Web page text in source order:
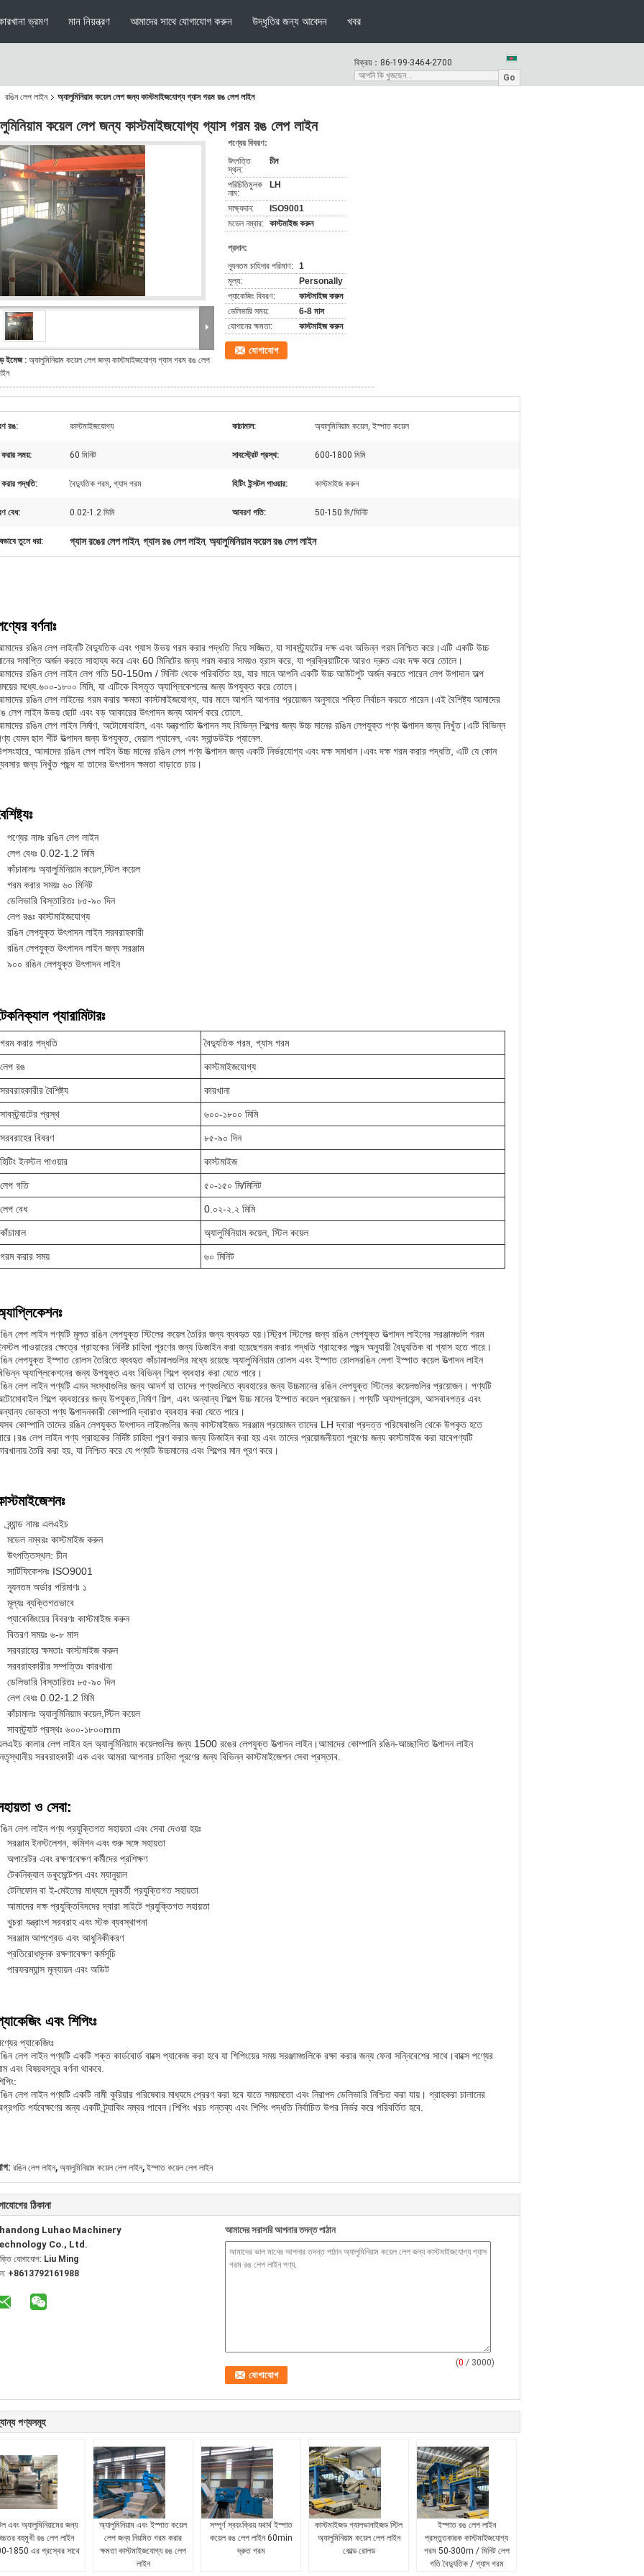
ভ্রমণ মান নিয়ন্ত্রণ আমাদের সাথে যোগাযোগ করুন উদ্ধৃতির জন্য আবেদন খবর
বিক্রয়： 86-199-3464-2700
Go
রঙিন লেপ লাইন
অ্যালুমিনিয়াম কয়েল লেপ জন্য কাস্টমাইজযোগ্য গ্যাস গরম রঙ লেপ লাইন
কয়েল লেপ জন্য কাস্টমাইজযোগ্য গ্যাস গরম রঙ লেপ লাইন
ইমেজ : অ্যালুমিনিয়াম কয়েল লেপ জন্য কাস্টমাইজযোগ্য গ্যাস গরম রঙ লেপ
পণ্যের বিবরণ:
উৎপত্তি
স্থল:
চীন
পরিচিতিমুলক
নাম:
LH
সাক্ষ্যদান:
ISO9001
মডেল নম্বার: কাস্টমাইজ করুন
প্রদান:
ন্যূনতম চাহিদার পরিমাণ: 1
মূল্য:
Personally
প্যাকেজিং বিবরণ:
কাস্টমাইজ করুন
ডেলিভারি সময়:
6-8 মাস
যোগানের ক্ষমতা:
কাস্টমাইজ করুন
যোগাযোগ
রঙ: কাস্টমাইজযোগ্য কাচামাল: অ্যালুমিনিয়াম কয়েল, ইস্পাত কয়েল
সময়: 60 মিনিট সাবস্ট্রেট প্রস্থ: 600-1800 মিমি
পদ্ধতি: বৈদ্যুতিক গরম, গ্যাস গরম হিটিং ইন্সটল পাওয়ার: কাস্টমাইজ করুন
বেধ: 0.02-1.2 মিমি আবরণ গতি: 50-150 মি/মিনিট
তুলে ধরা: গ্যাস রঙের লেপ লাইন, গ্যাস রঙ লেপ লাইন, অ্যালুমিনিয়াম কয়েল রঙ লেপ লাইন
বর্ণনাঃ
রঙিন লেপ লাইনটি বৈদ্যুতিক এবং গ্যাস উভয় গরম করার পদ্ধতি দিয়ে সজ্জিত, যা সাবস্ট্র্যাটের দক্ষ এবং অভিন্ন গরম নিশ্চিত করে।এটি একটি উচ্চ
সমাপ্তি অর্জন করতে সাহায্য করে এবং 60 মিনিটের জন্য গরম করার সময়ও হ্রাস করে, যা প্রক্রিয়াটিকে আরও দ্রুত এবং দক্ষ করে তোলে।
রঙিন লেপ লাইন লেপ গতি 50-150m / মিনিট থেকে পরিবর্তিত হয়, যার মানে আপনি একটি উচ্চ আউটপুট অর্জন করতে পারেন লেপ উপাদান অল্প
মধ্যে.৬০০-১৮০০ মিমি, যা এটিকে বিস্তৃত অ্যাপ্লিকেশনের জন্য উপযুক্ত করে তোলে।
রঙিন লেপ লাইনের গরম করার ক্ষমতা কাস্টমাইজযোগ্য, যার মানে আপনি আপনার প্রয়োজন অনুসারে শক্তি নির্বাচন করতে পারেন।এই বৈশিষ্ট্য আমাদের
লেপ লাইন উভয় ছোট এবং বড় আকারের উৎপাদন জন্য আদর্শ করে তোলে.
রঙিন লেপ লাইন নির্মাণ, অটোমোবাইল, এবং যন্ত্রপাতি উত্পাদন সহ বিভিন্ন শিল্পের জন্য উচ্চ মানের রঙিন লেপযুক্ত পণ্য উত্পাদন জন্য নিখুঁত।এটি বিভিন্ন
যেমন ছাদ শীট উত্পাদন জন্য উপযুক্ত, দেয়াল প্যানেল, এবং স্যান্ডউইচ প্যানেল.
আমাদের রঙিন লেপ লাইন উচ্চ মানের রঙিন লেপ পণ্য উত্পাদন জন্য একটি নির্ভরযোগ্য এবং দক্ষ সমাধান।এবং দক্ষ গরম করার পদ্ধতি, এটি যে কোন
জন্য নিখুঁত পছন্দ যা তাদের উৎপাদন ক্ষমতা বাড়াতে চায়।
পণ্যের নামঃ রঙিন লেপ লাইন
লেপ বেধঃ 0.02-1.2 মিমি
কাঁচামালঃ অ্যালুমিনিয়াম কয়েল,স্টিল কয়েল
গরম করার সময়ঃ ৬০ মিনিট
ডেলিভারি বিস্তারিতঃ ৮৫-৯০ দিন
লেপ রঙঃ কাস্টমাইজযোগ্য
রঙিন লেপযুক্ত উৎপাদন লাইন সরবরাহকারী
রঙিন লেপযুক্ত উৎপাদন লাইন জন্য সরঞ্জাম
৯০০ রঙিন লেপযুক্ত উৎপাদন লাইন
প্যারামিটারঃ
গরম করার পদ্ধতি বৈদ্যুতিক গরম, গ্যাস গরম
লেপ রঙ কাস্টমাইজযোগ্য
সরবরাহকারীর বৈশিষ্ট্য কারখানা
সাবস্ট্র্যাটের প্রস্থ ৬০০-১৮০০ মিমি
সরবরাহের বিবরণ ৮৫-৯০ দিন
হিটিং ইনস্টল পাওয়ার কাস্টমাইজ
লেপ গতি ৫০-১৫০ মি/মিনিট
লেপ বেধ 0.০২-২.২ মিমি
কাঁচামাল অ্যালুমিনিয়াম কয়েল, স্টিল কয়েল
গরম করার সময় ৬০ মিনিট
লেপ লাইন পণ্যটি মূলত রঙিন লেপযুক্ত স্টিলের কয়েল তৈরির জন্য ব্যবহৃত হয়।স্ট্রিপ স্টিলের জন্য রঙিন লেপযুক্ত উত্পাদন লাইনের সরঞ্জামগুলি গরম
পাওয়ারের ক্ষেত্রে গ্রাহকের নির্দিষ্ট চাহিদা পূরণের জন্য ডিজাইন করা হয়েছেগরম করার পদ্ধতি গ্রাহকের পছন্দ অনুযায়ী বৈদ্যুতিক বা গ্যাস হতে পারে।
লেপযুক্ত ইস্পাত রোলস তৈরিতে ব্যবহৃত কাঁচামালগুলির মধ্যে রয়েছে অ্যালুমিনিয়াম রোলস এবং ইস্পাত রোলসরঙিন লেপা ইস্পাত কয়েল উত্পাদন লাইন
অ্যাপ্লিকেশনের জন্য উপযুক্ত এবং বিভিন্ন শিল্পে ব্যবহার করা যেতে পারে।
লেপ লাইন পণ্যটি এমন সংস্থাগুলির জন্য আদর্শ যা তাদের পণ্যগুলিতে ব্যবহারের জন্য উচ্চমানের রঙিন লেপযুক্ত স্টিলের কয়েলগুলির প্রয়োজন। পণ্যটি
শিল্পে ব্যবহারের জন্য উপযুক্ত,নির্মাণ শিল্প, এবং অন্যান্য শিল্পে উচ্চ মানের ইস্পাত কয়েল প্রয়োজন। পণ্যটি অ্যাপ্লায়েন্স, আসবাবপত্র এবং
ভোক্তা পণ্য উত্পাদনকারী কোম্পানি দ্বারাও ব্যবহার করা যেতে পারে।
কোম্পানি তাদের রঙিন লেপযুক্ত উৎপাদন লাইনগুলির জন্য কাস্টমাইজড সরঞ্জাম প্রয়োজন তাদের LH দ্বারা প্রদত্ত পরিষেবাগুলি থেকে উপকৃত হতে
লেপ লাইন পণ্য গ্রাহকের নির্দিষ্ট চাহিদা পূরণ করার জন্য ডিজাইন করা হয় এবং তাদের প্রয়োজনীয়তা পূরণের জন্য কাস্টমাইজ করা যাবেপণ্যটি
তৈরি করা হয়, যা নিশ্চিত করে যে পণ্যটি উচ্চমানের এবং শিল্পের মান পূরণ করে।
ব্র্যান্ড নামঃ এলএইচ
মডেল নম্বরঃ কাস্টমাইজ করুন
উৎপত্তিস্থল: চীন
সার্টিফিকেশনঃ ISO9001
ন্যূনতম অর্ডার পরিমাণঃ ১
মূল্যঃ ব্যক্তিগতভাবে
প্যাকেজিংয়ের বিবরণঃ কাস্টমাইজ করুন
বিতরণ সময়ঃ ৬-৮ মাস
সরবরাহের ক্ষমতাঃ কাস্টমাইজ করুন
সরবরাহকারীর সম্পত্তিঃ কারখানা
ডেলিভারি বিস্তারিতঃ ৮৫-৯০ দিন
লেপ বেধঃ 0.02-1.2 মিমি
কাঁচামালঃ অ্যালুমিনিয়াম কয়েল,স্টিল কয়েল
সাবস্ট্র্যাট প্রস্থঃ ৬০০-১৮০০mm
কালার লেপ লাইন হল অ্যালুমিনিয়াম কয়েলগুলির জন্য 1500 রঙের লেপযুক্ত উত্পাদন লাইন।আমাদের কোম্পানি রঙিন-আচ্ছাদিত উত্পাদন লাইন
সরবরাহকারী এক এবং আমরা আপনার চাহিদা পূরণের জন্য বিভিন্ন কাস্টমাইজেশন সেবা প্রস্তাব.
ও সেবা:
লেপ লাইন পণ্য প্রযুক্তিগত সহায়তা এবং সেবা দেওয়া হয়ঃ
সরঞ্জাম ইনস্টলেশন, কমিশন এবং শুরু সঙ্গে সহায়তা
অপারেটর এবং রক্ষণাবেক্ষণ কর্মীদের প্রশিক্ষণ
টেকনিক্যাল ডকুমেন্টেশন এবং ম্যানুয়াল
টেলিফোন বা ই-মেইলের মাধ্যমে দূরবর্তী প্রযুক্তিগত সহায়তা
আমাদের দক্ষ প্রযুক্তিবিদদের দ্বারা সাইটে প্রযুক্তিগত সহায়তা
খুচরা যন্ত্রাংশ সরবরাহ এবং স্টক ব্যবস্থাপনা
সরঞ্জাম আপগ্রেড এবং আধুনিকীকরণ
প্রতিরোধমূলক রক্ষণাবেক্ষণ কর্মসূচি
পারফরম্যান্স মূল্যায়ন এবং অডিট
এবং শিপিংঃ
প্যাকেজিংঃ
লেপ লাইন পণ্যটি একটি শক্ত কার্ডবোর্ড বাক্সে প্যাকেজ করা হবে যা শিপিংয়ের সময় সরঞ্জামগুলিকে রক্ষা করার জন্য ফেনা সন্নিবেশের সাথে।বাক্সে পণ্যের
এবং বিষয়বস্তুর বর্ণনা থাকবে.
লেপ লাইন পণ্যটি একটি নামী কুরিয়ার পরিষেবার মাধ্যমে প্রেরণ করা হবে যাতে সময়মতো এবং নিরাপদ ডেলিভারি নিশ্চিত করা যায়। গ্রাহকরা চালানের
পর্যবেক্ষণের জন্য একটি ট্র্যাকিং নম্বর পাবেন।শিপিং খরচ গন্তব্য এবং শিপিং পদ্ধতি নির্বাচিত উপর নির্ভর করে পরিবর্তিত হবে.
রঙিন লেপ লাইন, অ্যালুমিনিয়াম কয়েল লেপ লাইন, ইস্পাত কয়েল লেপ লাইন
ঠিকানা
Luhao Machinery
Co., Ltd.
যোগাযোগ: Liu Ming
+8613792161988
আমাদের সরাসরি আপনার তদন্ত পাঠান
(0 / 3000)
পণ্যসমূহ
এবং অ্যালুমিনিয়ামের জন্য
বহুমুখী রঙ লেপ লাইন
1850 এর প্রস্থের সাথে
অ্যালুমিনিয়াম এবং ইস্পাত কয়েল
লেপ জন্য নিয়মিত গরম করার
ক্ষমতা কাস্টমাইজযোগ্য রঙ লেপ
লাইন
সম্পূর্ণ স্বয়ংক্রিয় যথার্থ ইস্পাত
কয়েল রঙ লেপ লাইন 60min
দ্রুত গরম
কাস্টমাইজড গ্যালভানাইজড স্টিল
অ্যালুমিনিয়াম কয়েল লেপ লাইন
কোল্ড রোলড
ইস্পাত রঙ লেপ লাইন
প্রস্তুতকারক কাস্টমাইজযোগ্য
গরম 50-300m / মিনিট লেপ
গতি বৈদ্যুতিক / গ্যাস গরম